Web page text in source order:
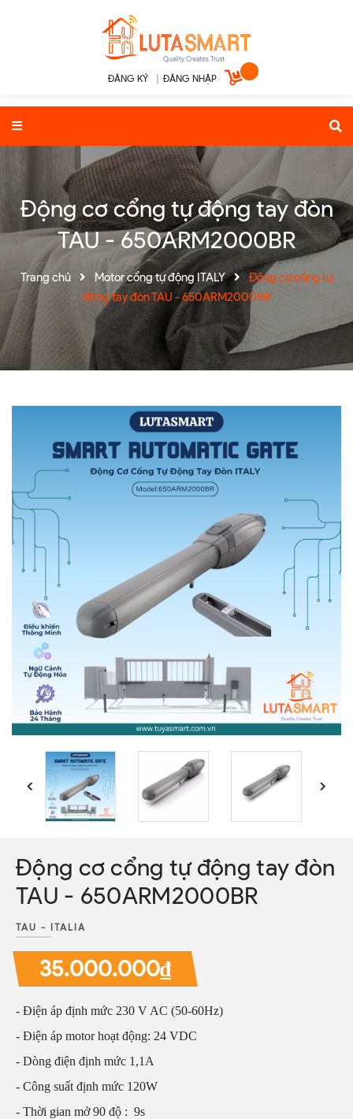
ĐĂNG KÝ ĐĂNG NHẬP
Động cơ cổng tự động tay đòn
TAU - 650ARM2000BR
Trang chủ Motor cổng tự động ITALY
Động cơ cổng tự
động tay đòn TAU - 650ARM2000BR
Động cơ cổng tự động tay đòn
TAU - 650ARM2000BR
TAU - ITALIA
35.000.000₫
- Điện áp định mức 230 V AC (50-60Hz)
- Điện áp motor hoạt động: 24 VDC
- Dòng điện định mức 1,1A
- Công suất định mức 120W
- Thời gian mở 90 độ : 9s